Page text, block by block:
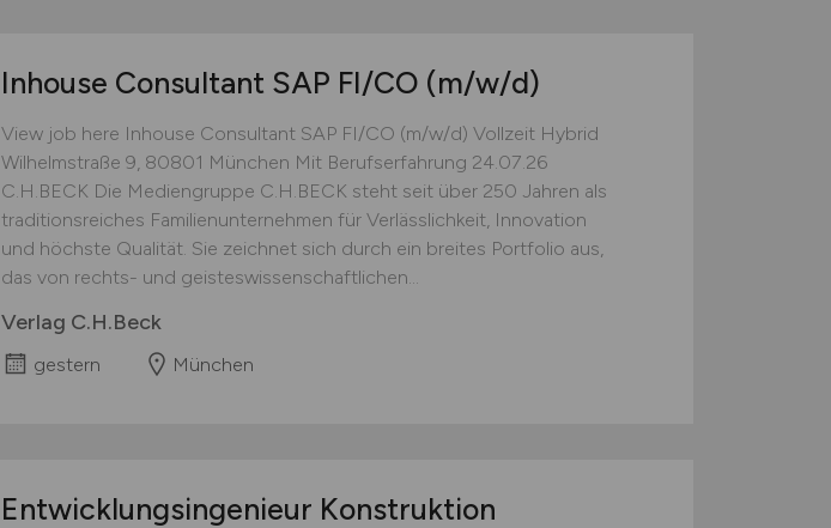
Inhouse Consultant SAP FI/CO (m/w/d)
View job here Inhouse Consultant SAP FI/CO (m/w/d) Vollzeit Hybrid
Wilhelmstraße 9, 80801 München Mit Berufserfahrung 24.07.26
C.H.BECK Die Mediengruppe C.H.BECK steht seit über 250 Jahren als
traditionsreiches Familienunternehmen für Verlässlichkeit, Innovation
und höchste Qualität. Sie zeichnet sich durch ein breites Portfolio aus,
das von rechts- und geisteswissenschaftlichen...
Verlag C.H.Beck
gestern München
Entwicklungsingenieur Konstruktion